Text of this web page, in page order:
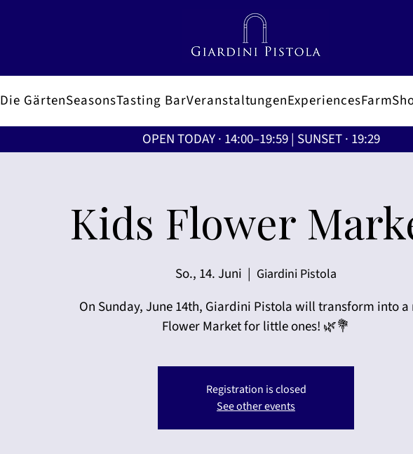
Die GärtenSeasonsTasting BarVeranstaltungenExperiences
OPEN TODAY · 14:00–19:59 | SUNSET · 19:29
Kids Flower
So., 14. Juni
  |
Giardini Pistola
On Sunday, June 14th, Giardini Pistola will transform into a
Flower Market for little ones! 🌿💐
Registration is closed
See other events